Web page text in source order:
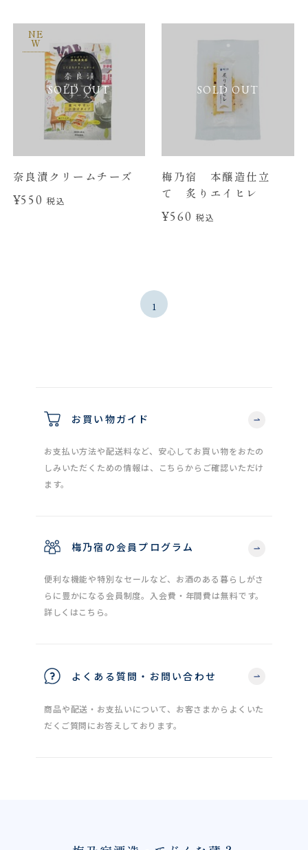
SOLD OUT
NE
W
奈良漬クリームチーズ
¥550税込
SOLD OUT
梅乃宿 本醸造仕立
て 炙りエイヒレ
¥560税込
1
お買い物ガイド
お支払い方法や配送料など、安心してお買い物をおたの
しみいただくための情報は、こちらからご確認いただけ
ます。
梅乃宿の会員プログラム
便利な機能や特別なセールなど、お酒のある暮らしがさ
らに豊かになる会員制度。入会費・年間費は無料です。
詳しくはこちら。
よくある質問・お問い合わせ
商品や配送・お支払いについて、お客さまからよくいた
だくご質問にお答えしております。